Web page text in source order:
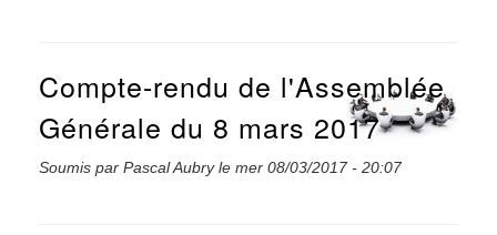
Compte-rendu de l'Assemblée
Générale du 8 mars 2017
Soumis par Pascal Aubryle mer 08/03/2017 - 20:07